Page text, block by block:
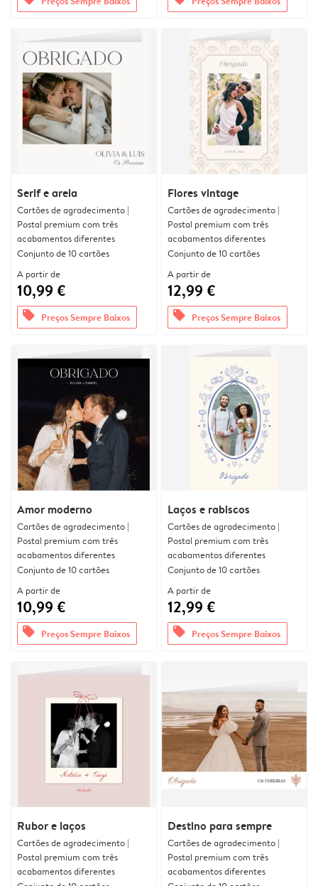
Serif e areia
Cartões de agradecimento |
Postal premium com três
acabamentos diferentes
Conjunto de 10 cartões
A partir de
10,99 €
offers Preços Sempre Baixos
Flores vintage
Cartões de agradecimento |
Postal premium com três
acabamentos diferentes
Conjunto de 10 cartões
A partir de
12,99 €
offers Preços Sempre Baixos
Amor moderno
Cartões de agradecimento |
Postal premium com três
acabamentos diferentes
Conjunto de 10 cartões
A partir de
10,99 €
offers Preços Sempre Baixos
Laços e rabiscos
Cartões de agradecimento |
Postal premium com três
acabamentos diferentes
Conjunto de 10 cartões
A partir de
12,99 €
offers Preços Sempre Baixos
Rubor e laços
Cartões de agradecimento |
Postal premium com três
acabamentos diferentes
Destino para sempre
Cartões de agradecimento |
Postal premium com três
acabamentos diferentes